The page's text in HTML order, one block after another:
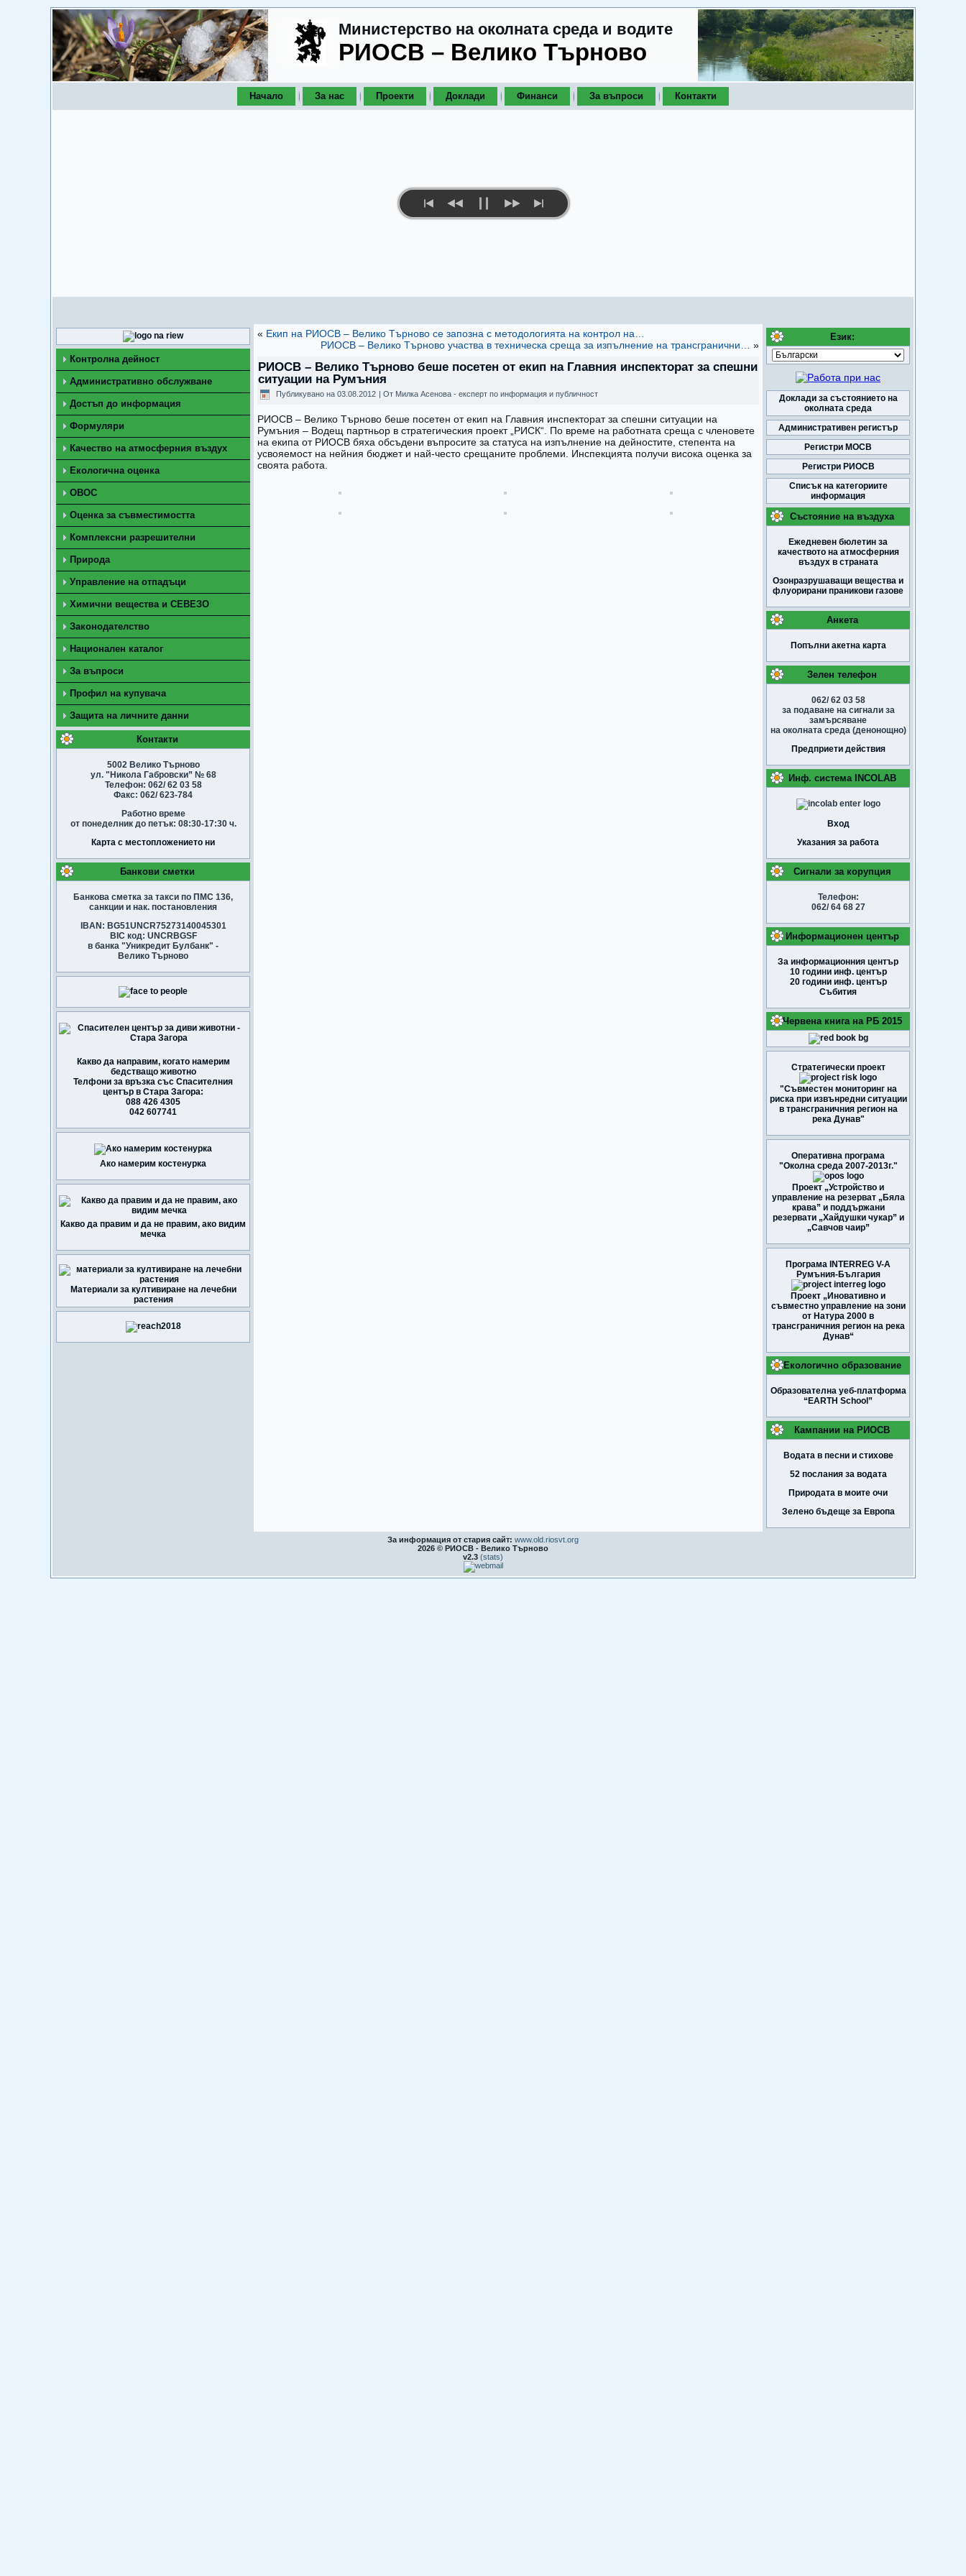
Министерство на околната среда и водите
РИОСВ – Велико Търново
Начало За нас Проекти Доклади Финанси За въпроси Контакти
Контролна дейност
Административно обслужване
Достъп до информация
Формуляри
Качество на атмосферния въздух
Екологична оценка
ОВОС
Оценка за съвместимостта
Комплексни разрешителни
Природа
Управление на отпадъци
Химични вещества и СЕВЕЗО
Законодателство
Национален каталог
За въпроси
Профил на купувача
Защита на личните данни
Контакти
5002 Велико Търново
ул. "Никола Габровски” № 68
Телефон: 062/ 62 03 58
Факс: 062/ 623-784
Работно време
от понеделник до петък: 08:30-17:30 ч.
Карта с местопложението ни
Банкови сметки
Банкова сметка за такси по ПМС 136,
санкции и нак. постановления
IBAN: BG51UNCR75273140045301
BIC код: UNCRBGSF
в банка "Уникредит Булбанк" -
Велико Търново
Какво да направим, когато намерим
бедстващо животно
Телфони за връзка със Спасителния
център в Стара Загора:
088 426 4305
042 607741
Ако намерим костенурка
Какво да правим и да не правим, ако видим
мечка
Материали за култивиране на лечебни
растения
« Екип на РИОСВ – Велико Търново се запозна с методологията на контрол на…
РИОСВ – Велико Търново участва в техническа среща за изпълнение на трансгранични…
»
РИОСВ – Велико Търново беше посетен от екип на Главния инспекторат за спешни
ситуации на Румъния
Публикувано на 03.08.2012 | От Милка Асенова - експерт по информация и публичност
РИОСВ – Велико Търново беше посетен от екип на Главния инспекторат за спешни ситуации на
Румъния – Водещ партньор в стратегическия проект „РИСК“. По време на работната среща с членовете
на екипа от РИОСВ бяха обсъдени въпросите за статуса на изпълнение на дейностите, степента на
усвояемост на нейния бюджет и най-често срещаните проблеми. Инспекцията получи висока оценка за
своята работа.
Език:
Доклади за състоянието на
околната среда
Административен регистър
Регистри МОСВ
Регистри РИОСВ
Списък на категориите
информация
Състояние на въздуха
Ежедневен бюлетин за
качеството на атмосферния
въздух в страната
Озонразрушаващи вещества и
флуорирани праникови газове
Анкета
Попълни акетна карта
Зелен телефон
062/ 62 03 58
за подаване на сигнали за
замърсяване
на околната среда (денонощно)
Предприети действия
Инф. система INCOLAB
Вход
Указания за работа
Сигнали за корупция
Телефон:
062/ 64 68 27
Информационен център
За информационния център
10 години инф. център
20 години инф. център
Събития
Червена книга на РБ 2015
Стратегически проект
"Съвместен мониторинг на
риска при извънредни ситуации
в трансграничния регион на
река Дунав"
Оперативна програма
"Околна среда 2007-2013г."
Проект „Устройство и
управление на резерват „Бяла
крава” и поддържани
резервати „Хайдушки чукар” и
„Савчов чаир”
Програма INTERREG V-A
Румъния-България
Проект „Иновативно и
съвместно управление на зони
от Натура 2000 в
трансграничния регион на река
Дунав“
Екологично образование
Образователна уеб-платформа
“EARTH School”
Кампании на РИОСВ
Водата в песни и стихове
52 послания за водата
Природата в моите очи
Зелено бъдеще за Европа
За информация от стария сайт: www.old.riosvt.org
2026 © РИОСВ - Велико Търново
v2.3 (stats)